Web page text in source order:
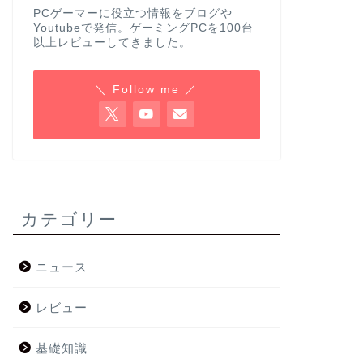
PCゲーマーに役立つ情報をブログや
Youtubeで発信。ゲーミングPCを100台
以上レビューしてきました。
＼ Follow me ／
カテゴリー
ニュース
レビュー
基礎知識